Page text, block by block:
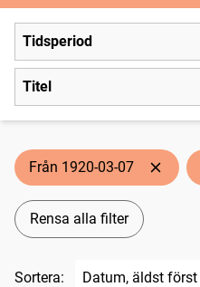
Tidsperiod
Titel
Från 1920-03-07
Rensa alla filter
Sortera: